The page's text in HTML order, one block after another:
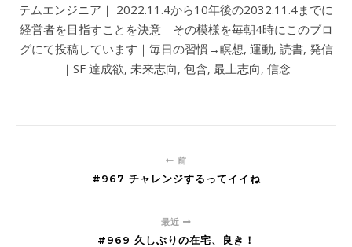
テムエンジニア｜ 2022.11.4から10年後の2032.11.4までに
経営者を目指すことを決意｜その模様を毎朝4時にこのブロ
グにて投稿しています｜毎日の習慣→瞑想, 運動, 読書, 発信
｜SF 達成欲, 未来志向, 包含, 最上志向, 信念
前
#967 チャレンジするってイイね
最近
#969 久しぶりの在宅、良き！